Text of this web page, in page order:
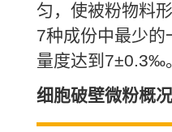
匀，使被粉物料
7种成份中最少
量度达到7±0.3‰
细胞破壁微粉概